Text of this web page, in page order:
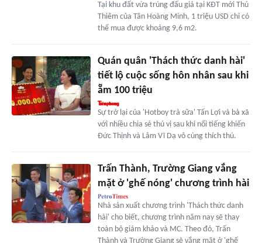
Tại khu đất vừa trúng đấu giá tại KĐT mới Thủ
Thiêm của Tân Hoàng Minh, 1 triệu USD chỉ có
thể mua được khoảng 9,6 m2.
Quán quân 'Thách thức danh hài'
tiết lộ cuộc sống hôn nhân sau khi
ẵm 100 triệu
Sự trở lại của 'Hotboy trà sữa' Tấn Lợi và bà xã
với nhiều chia sẻ thú vị sau khi nổi tiếng khiến
Đức Thịnh và Lâm Vĩ Dạ vô cùng thích thú.
Trấn Thành, Trường Giang vắng
mặt ở 'ghế nóng' chương trình hài
Nhà sản xuất chương trình 'Thách thức danh
hài' cho biết, chương trình năm nay sẽ thay
toàn bộ giám khảo và MC. Theo đó, Trấn
Thành và Trường Giang sẽ vắng mặt ở 'ghế